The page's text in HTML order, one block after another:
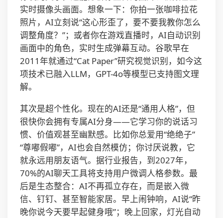
实时摄像头画面。想象一下：你拍一张咖啡拉花
照片，AI立刻说“这心形歪了，要不要我教你怎么
调整角度？”；或者你在游戏直播时，AI自动识别
画面中的角色，实时生成弹幕互动。谷歌早在
2011年就通过“Cat Paper”研究视觉识别，如今这
项技术已融入LLM，GPT-4o等模型已支持图文理
解。
其次是超个性化。现在的AI还是“通用人格”，但
很快你会拥有专属AI分身——它学习你的说话习
惯、价值观甚至幽默感。比如你总爱用“绝绝子”
“尊嘟假嘟”，AI也会自然模仿；你讨厌说教，它
就永远用朋友语气。据行业报告，到2027年，
70%的AI聊天工具将支持用户微调人格参数。最
后是生态整合：AI不再孤立存在，而是嵌入微
信、钉钉、甚至智能家居。早上闹钟响，AI说“昨
晚你说今天要早起健身哦”；晚上回家，灯光自动